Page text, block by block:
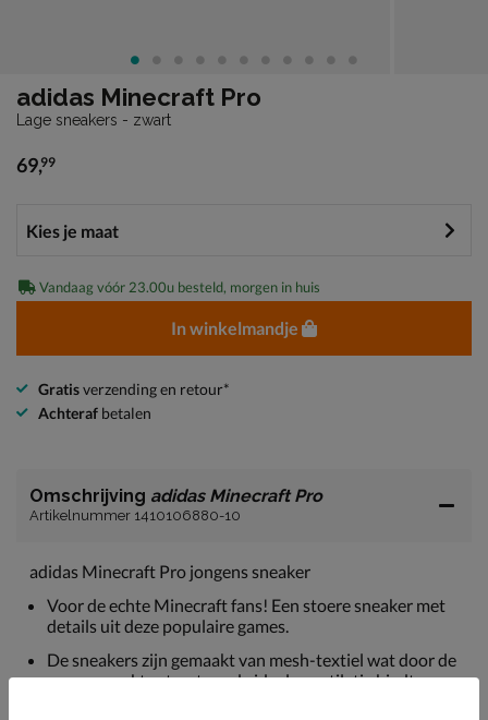
adidas Minecraft Pro
Lage sneakers - zwart
€ 69,99
69,99
Vandaag vóór 23.00u besteld, morgen in huis
In winkelmandje
Gratisverzending en retour*
Achteraf betalen
Omschrijving adidas Minecraft Pro
Artikelnummer 1410106880-10
adidas Minecraft Pro jongens sneaker
Voor de echte Minecraft fans! Een stoere sneaker met
details uit deze populaire games.
De sneakers zijn gemaakt van mesh-textiel wat door de
opengewerkte structuur de ideale ventilatie biedt.